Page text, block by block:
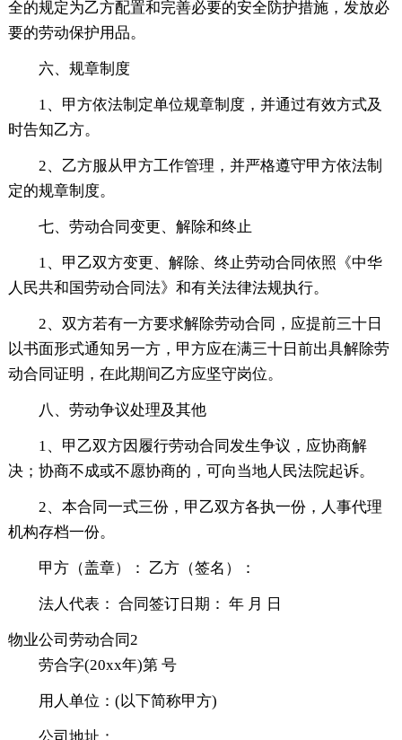
全的规定为乙方配置和完善必要的安全防护措施，发放必
要的劳动保护用品。
六、规章制度
1、甲方依法制定单位规章制度，并通过有效方式及
时告知乙方。
2、乙方服从甲方工作管理，并严格遵守甲方依法制
定的规章制度。
七、劳动合同变更、解除和终止
1、甲乙双方变更、解除、终止劳动合同依照《中华
人民共和国劳动合同法》和有关法律法规执行。
2、双方若有一方要求解除劳动合同，应提前三十日
以书面形式通知另一方，甲方应在满三十日前出具解除劳
动合同证明，在此期间乙方应坚守岗位。
八、劳动争议处理及其他
1、甲乙双方因履行劳动合同发生争议，应协商解
决；协商不成或不愿协商的，可向当地人民法院起诉。
2、本合同一式三份，甲乙双方各执一份，人事代理
机构存档一份。
甲方（盖章）： 乙方（签名）：
法人代表： 合同签订日期： 年 月 日
物业公司劳动合同2
劳合字(20xx年)第 号
用人单位：(以下简称甲方)